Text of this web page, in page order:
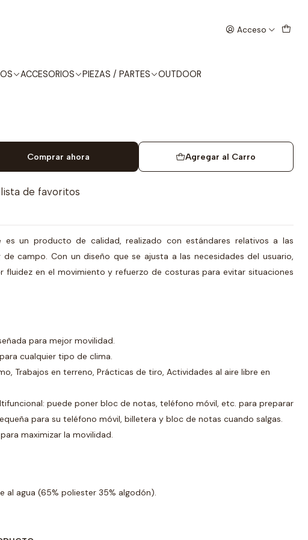
Acceso
ACCESORIOS PIEZAS / PARTES OUTDOOR
TÁCTICO VERDE
Agregar al Carro
Comprar ahora
de favoritos
es un producto de calidad, realizado con estándares relativos a las
campo. Con un diseño que se ajusta a las necesidades del usuario,
fluidez en el movimiento y refuerzo de costuras para evitar situaciones
para mejor movilidad.
cualquier tipo de clima.
Trabajos en terreno, Prácticas de tiro, Actividades al aire libre en
puede poner bloc de notas, teléfono móvil, etc. para preparar
para su teléfono móvil, billetera y bloc de notas cuando salgas.
maximizar la movilidad.
al agua (65% poliester 35% algodón).